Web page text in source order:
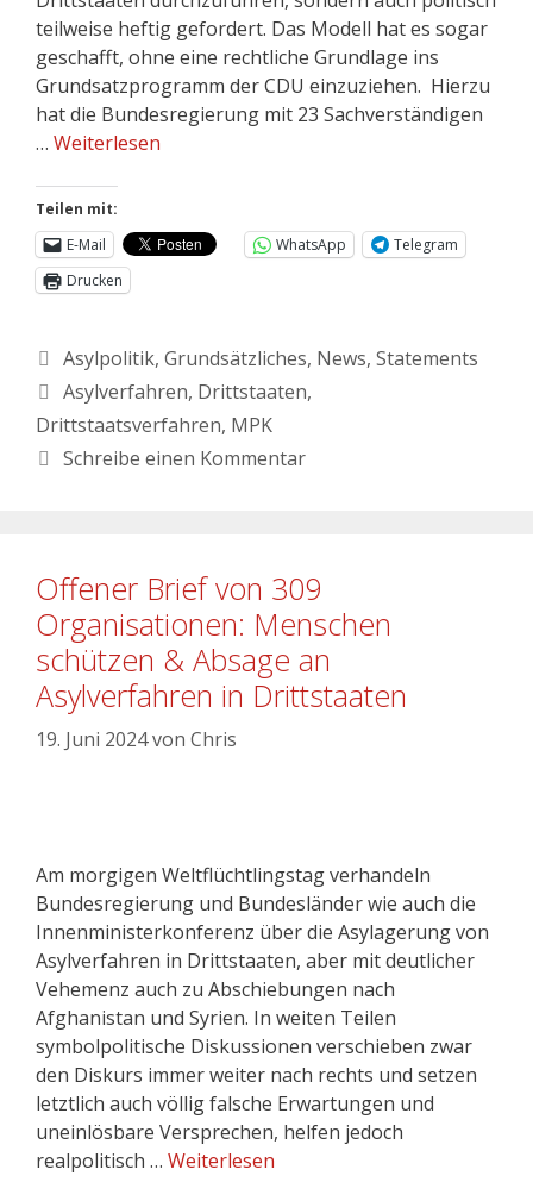
teilweise heftig gefordert. Das Modell hat es sogar
geschafft, ohne eine rechtliche Grundlage ins
Grundsatzprogramm der CDU einzuziehen. Hierzu
hat die Bundesregierung mit 23 Sachverständigen
… Weiterlesen
Teilen mit:
E-Mail
WhatsApp
Telegram
Drucken
Asylpolitik, Grundsätzliches, News, Statements
Asylverfahren, Drittstaaten,
Drittstaatsverfahren, MPK
Schreibe einen Kommentar
Offener Brief von 309
Organisationen: Menschen
schützen & Absage an
Asylverfahren in Drittstaaten
19. Juni 2024von Chris
Am morgigen Weltflüchtlingstag verhandeln
Bundesregierung und Bundesländer wie auch die
Innenministerkonferenz über die Asylagerung von
Asylverfahren in Drittstaaten, aber mit deutlicher
Vehemenz auch zu Abschiebungen nach
Afghanistan und Syrien. In weiten Teilen
symbolpolitische Diskussionen verschieben zwar
den Diskurs immer weiter nach rechts und setzen
letztlich auch völlig falsche Erwartungen und
uneinlösbare Versprechen, helfen jedoch
realpolitisch … Weiterlesen